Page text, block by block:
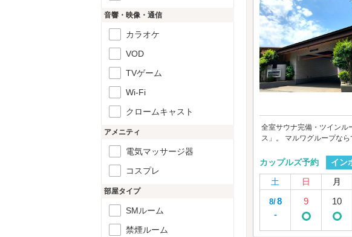
全室サウナ完備・ツインル
ス」。 マルワグループな
カップルズ予約
イン
土
日 月
8/8
-
9 10
音響・映像・通信
カラオケ
VOD
TVゲーム
Wi-Fi
クロームキャスト
アメニティ
電気マッサージ器
コスプレ
部屋タイプ
SMルーム
禁煙ルーム